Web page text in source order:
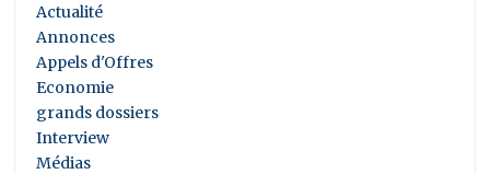
Actualité
Annonces
Appels d'Offres
Economie
grands dossiers
Interview
Médias